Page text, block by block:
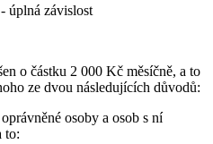
úplná závislost
o částku 2 000 Kč měsíčně, a to
ze dvou následujících důvodů:
osoby a osob s ní
to: